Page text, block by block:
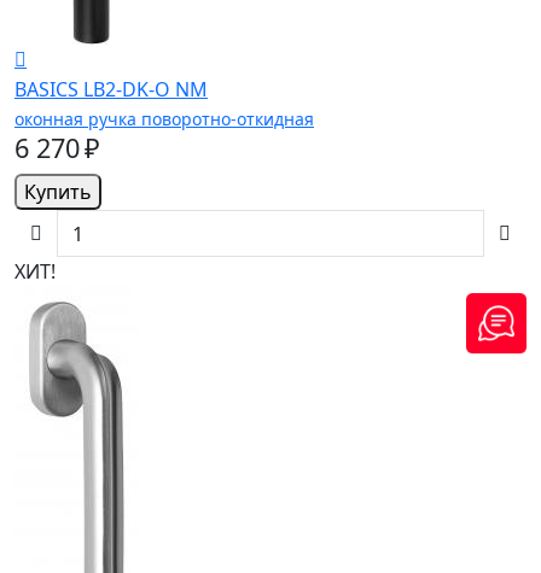
BASICS LB2-DK-O NM
оконная ручка поворотно-откидная
6 270 ₽
Купить
ХИТ!